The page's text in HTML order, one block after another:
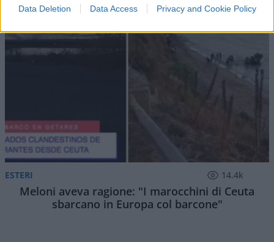
Data Deletion Data Access Privacy and Cookie Policy
ESTERI 14.4k
Meloni aveva ragione: "I marocchini di Ceuta
sbarcano in Europa col barcone"